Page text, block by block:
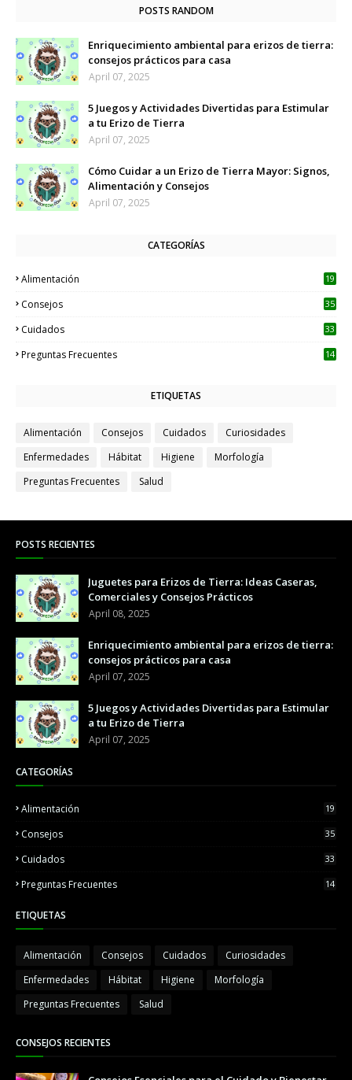
POSTS RANDOM
Enriquecimiento ambiental para erizos de tierra:
consejos prácticos para casa
April 07, 2025
5 Juegos y Actividades Divertidas para Estimular
a tu Erizo de Tierra
April 07, 2025
Cómo Cuidar a un Erizo de Tierra Mayor: Signos,
Alimentación y Consejos
April 07, 2025
CATEGORÍAS
Alimentación 19
Consejos 35
Cuidados 33
Preguntas Frecuentes 14
ETIQUETAS
Alimentación Consejos Cuidados
Curiosidades
Enfermedades
Hábitat Higiene
Morfología
Preguntas Frecuentes
Salud
POSTS RECIENTES
Juguetes para Erizos de Tierra: Ideas Caseras,
Comerciales y Consejos Prácticos
April 08, 2025
Enriquecimiento ambiental para erizos de tierra:
consejos prácticos para casa
April 07, 2025
5 Juegos y Actividades Divertidas para Estimular
a tu Erizo de Tierra
April 07, 2025
CATEGORÍAS
Alimentación 19
Consejos 35
Cuidados 33
Preguntas Frecuentes 14
ETIQUETAS
Alimentación Consejos Cuidados
Curiosidades
Enfermedades
Hábitat Higiene
Morfología
Preguntas Frecuentes
Salud
CONSEJOS RECIENTES